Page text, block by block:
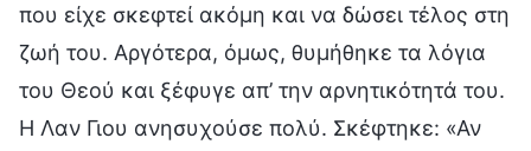
που είχε σκεφτεί ακόμη και να δώσει τέλος στη
ζωή του. Αργότερα, όμως, θυμήθηκε τα λόγια
του Θεού και ξέφυγε απ’ την αρνητικότητά του.
Η Λαν Γιου ανησυχούσε πολύ. Σκέφτηκε: «Αν